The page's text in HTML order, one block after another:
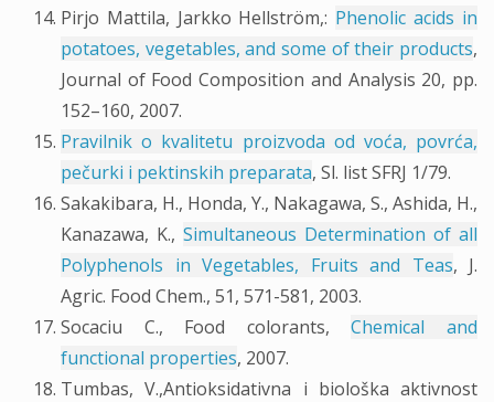
Pirjo Mattila, Jarkko Hellström,: Phenolic acids in
potatoes, vegetables, and some of their products,
Journal of Food Composition and Analysis 20, pp.
152–160, 2007.
Pravilnik o kvalitetu proizvoda od voća, povrća,
pečurki i pektinskih preparata, Sl. list SFRJ 1/79.
Sakakibara, H., Honda, Y., Nakagawa, S., Ashida, H.,
Kanazawa, K., Simultaneous Determination of all
Polyphenols in Vegetables, Fruits and Teas, J.
Agric. Food Chem., 51, 571-581, 2003.
Socaciu C., Food colorants,Chemical and
functional properties, 2007.
Tumbas, V.,Antioksidativna i biološka aktivnost